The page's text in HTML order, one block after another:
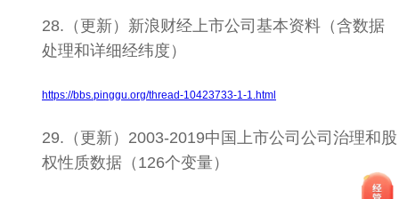
28.（更新）新浪财经上市公司基本资料（含数据
处理和详细经纬度）
https://bbs.pinggu.org/thread-10423733-1-1.html
29.（更新）2003-2019中国上市公司公司治理和股
权性质数据（126个变量）